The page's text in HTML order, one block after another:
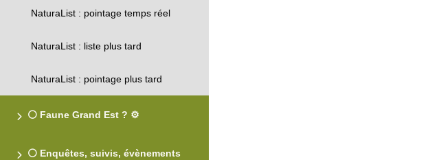
NaturaList : pointage temps réel
NaturaList : liste plus tard
NaturaList : pointage plus tard
⚪ Faune Grand Est ? ⚙️
⚪ Enquêtes, suivis, évènements